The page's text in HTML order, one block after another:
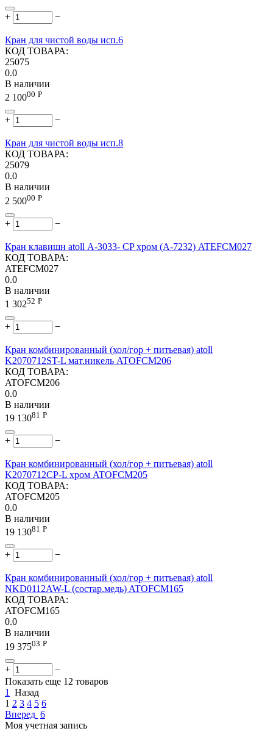
+ −
Кран для чистой воды исп.6
КОД ТОВАРА:
25075
0.0
В наличии
2 10000 Р
+ −
Кран для чистой воды исп.8
КОД ТОВАРА:
25079
0.0
В наличии
2 50000 Р
+ −
Кран клавишн atoll А-3033- CP хром (A-7232) ATEFCM027
КОД ТОВАРА:
ATEFCM027
0.0
В наличии
1 30252 Р
+ −
Кран комбинированный (хол/гор + питьевая) atoll
K2070712ST-L мат.никель ATOFCM206
КОД ТОВАРА:
ATOFCM206
0.0
В наличии
19 13081 Р
+ −
Кран комбинированный (хол/гор + питьевая) atoll
K2070712СP-L хром ATOFCM205
КОД ТОВАРА:
ATOFCM205
0.0
В наличии
19 13081 Р
+ −
Кран комбинированный (хол/гор + питьевая) atoll
NKD0112AW-L (состар.медь) ATOFCM165
КОД ТОВАРА:
ATOFCM165
0.0
В наличии
19 37503 Р
+
−
Показать еще 12 товаров
1
Назад
1 2 3 4 5 6
Вперед 6
Моя учетная запись